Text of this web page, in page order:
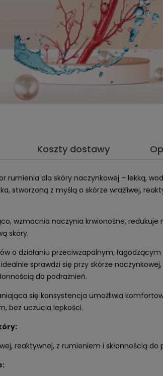
Koszty dostawy
rumienia dla skóry naczynkowej – lekką,
stworzoną z myślą o skórze wrażliwej,
wzmacnia naczynia krwionośne, redukuje
skóry.
o działaniu przeciwzapalnym,
sprawdzi się przy skórze
do podrażnień.
się konsystencja umożliwia
bez uczucia lepkości.
reaktywnej, z rumieniem i skłonnością do